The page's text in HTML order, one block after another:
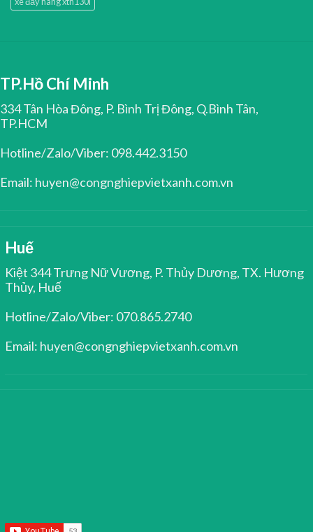
TP.Hồ Chí Minh
334 Tân Hòa Đông, P. Bình Trị Đông, Q.Bình Tân,
TP.HCM
Hotline/Zalo/Viber: 098.442.3150
Email: huyen@congnghiepvietxanh.com.vn
Huế
Kiệt 344 Trưng Nữ Vương, P. Thủy Dương, TX. Hương
Thủy, Huế
Hotline/Zalo/Viber: 070.865.2740
Email: huyen@congnghiepvietxanh.com.vn